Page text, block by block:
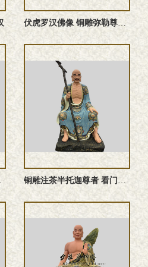
伏虎罗汉佛像 铜雕弥勒尊者塑像
像 铜雕注茶半托迦尊者 看门罗汉佛像